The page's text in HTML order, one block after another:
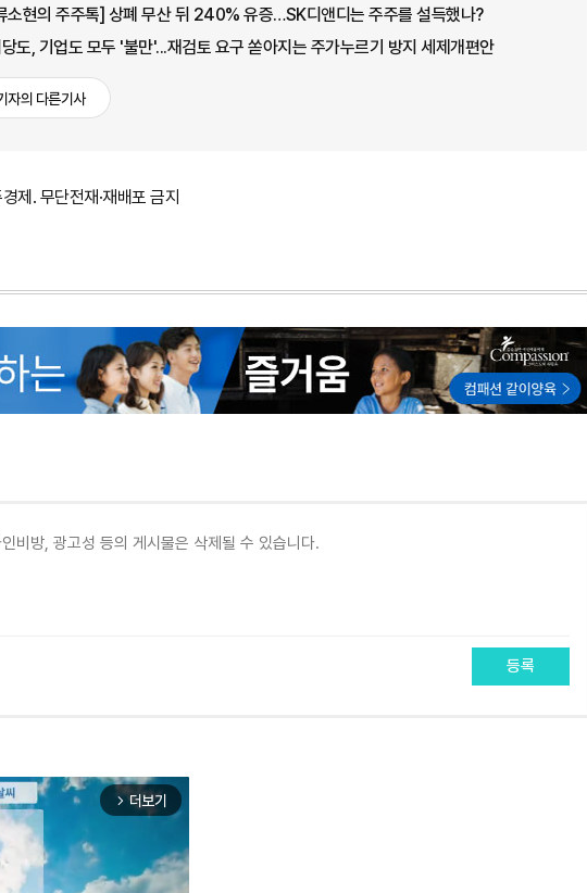
소현의 주주톡] 상폐 무산 뒤 240% 유증…SK디앤디는 주주를 설득했나?
도, 기업도 모두 '불만'...재검토 요구 쏟아지는 주가누르기 방지 세제개편안
자의 다른기사
제. 무단전재·재배포 금지
등록
arrow_forward_ios 더보기